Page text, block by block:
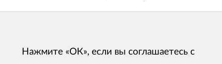
Нажмите «ОК», если вы соглашаетесь с